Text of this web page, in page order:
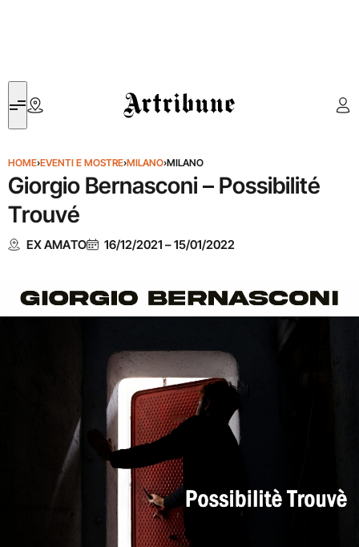
Artribune
HOME›EVENTI E MOSTRE›MILANO›MILANO
Giorgio Bernasconi – Possibilité
Trouvé
EX AMATO 16/12/2021 –15/01/2022